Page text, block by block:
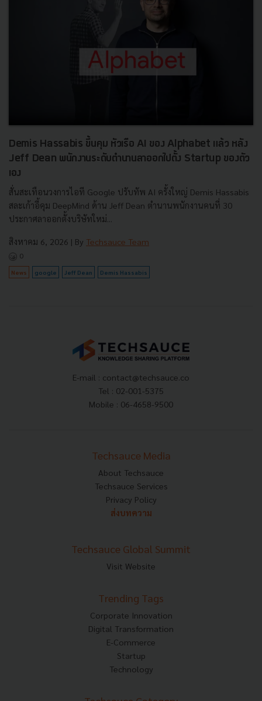
Demis Hassabis ขึ้นคุม หัวเรือ AI ของ Alphabet แล้ว หลัง
Jeff Dean พนักงานระดับตำนานลาออกไปตั้ง Startup ของตัว
เอง
สั่นสะเทือนวงการไอที Google ปรับทัพ AI ครั้งใหญ่ Demis Hassabis
สละเก้าอี้คุม DeepMind ด้าน Jeff Dean ตำนานพนักงานคนที่ 30
ประกาศลาออกตั้งบริษัทใหม่...
สิงหาคม 6, 2026 | By Techsauce Team
0
News google Jeff Dean Demis Hassabis
E-mail : contact@techsauce.co
Tel : 02-001-5375
Mobile : 06-4658-9500
Techsauce Media
About Techsauce
Techsauce Services
Privacy Policy
ส่งบทความ
Techsauce Global Summit
Visit Website
Trending Tags
Corporate Innovation
Digital Transformation
E-Commerce
Startup
Technology